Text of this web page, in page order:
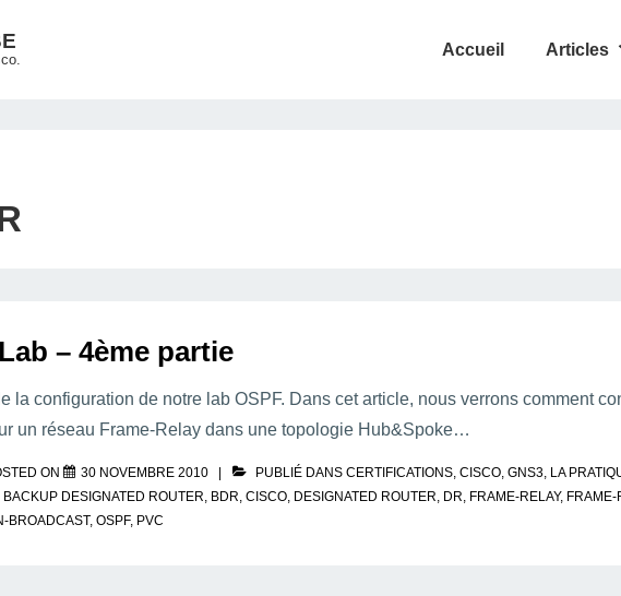
Accueil Articles
– 4ème partie
la configuration de notre lab OSPF. Dans cet article, nous verrons comment
un réseau Frame-Relay dans une topologie Hub&Spoke…
ON 30 NOVEMBRE 2010 PUBLIÉ DANS CERTIFICATIONS, CISCO, GNS3, LA
BACKUP DESIGNATED ROUTER, BDR, CISCO, DESIGNATED ROUTER, DR, FRAME-RELAY, FRAME-
BROADCAST, OSPF, PVC